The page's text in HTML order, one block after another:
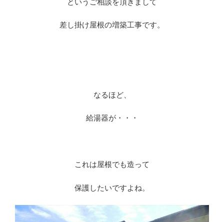
差し掛け屋根の増築工事です。
なるほど、
給湯器が・・・
これは屋根でも造って
保護したいですよね。